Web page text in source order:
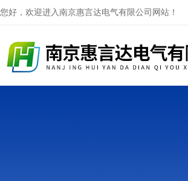
您好，欢迎进入南京惠言达电气有限公司网站！